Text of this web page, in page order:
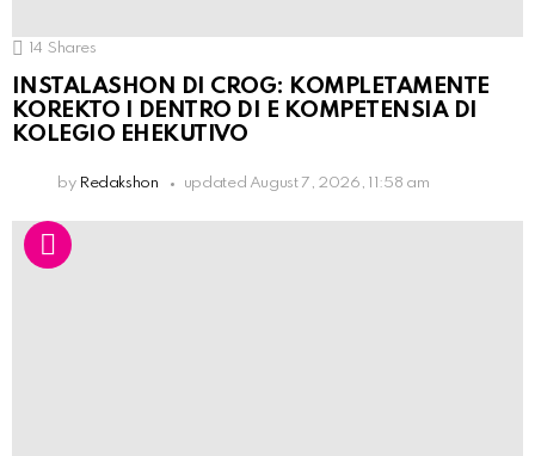
14 Shares
INSTALASHON DI CROG: KOMPLETAMENTE
KOREKTO I DENTRO DI E KOMPETENSIA DI
KOLEGIO EHEKUTIVO
by Redakshon updated August 7, 2026, 11:58 am